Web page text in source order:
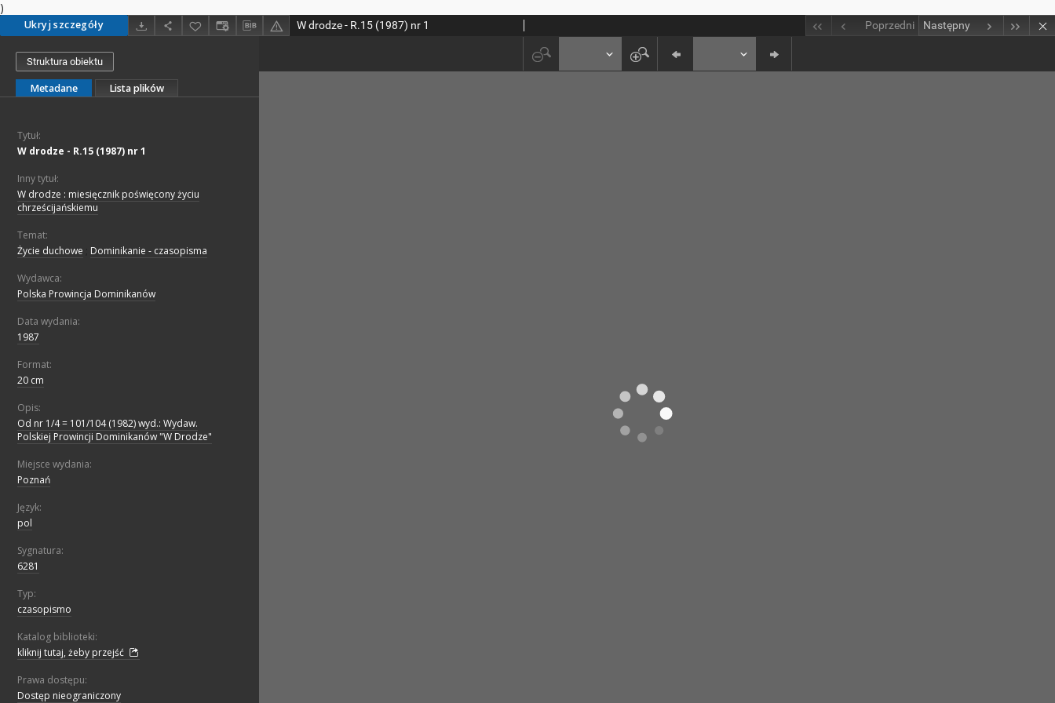
)
Ukryj szczegóły W drodze - R.15 (1987) nr 1 Poprzedni Następny
Struktura obiektu
Metadane Lista plików
Tytuł:
W drodze - R.15 (1987) nr 1
Inny tytuł:
W drodze : miesięcznik poświęcony życiu
chrześcijańskiemu
Temat:
Życie duchowe
Dominikanie - czasopisma
Wydawca:
Polska Prowincja Dominikanów
Data wydania:
1987
Format:
20 cm
Opis:
Od nr 1/4 = 101/104 (1982) wyd.: Wydaw.
Polskiej Prowincji Dominikanów "W Drodze"
Miejsce wydania:
Poznań
Język:
pol
Sygnatura:
6281
Typ:
czasopismo
Katalog biblioteki:
kliknij tutaj, żeby przejść
Prawa dostępu:
Dostęp nieograniczony